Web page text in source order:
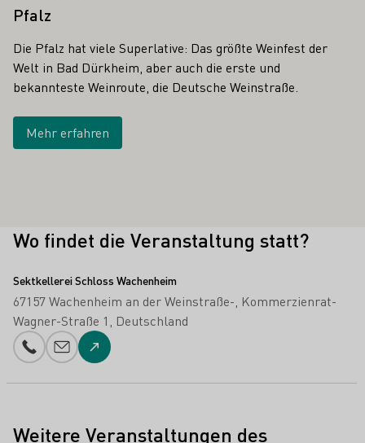
Pfalz
Die Pfalz hat viele Superlative: Das größte Weinfest der
Welt in Bad Dürkheim, aber auch die erste und
bekannteste Weinroute, die Deutsche Weinstraße.
Mehr erfahren
Wo findet die Veranstaltung statt?
Sektkellerei Schloss Wachenheim
67157 Wachenheim an der Weinstraße- Kommerzienrat-
Wagner-Straße 1
Deutschland
Telefonnummer
E-Mail-Adresse
Zur Website
Weitere Veranstaltungen des